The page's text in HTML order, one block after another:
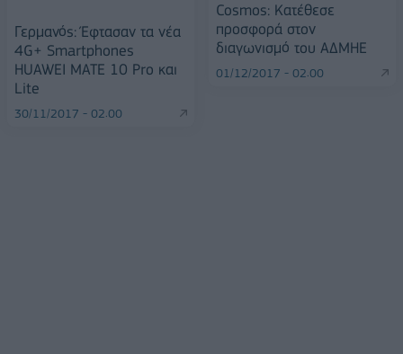
Γερμανός: Έφτασαν τα νέα
4G+ Smartphones
HUAWEI MATE 10 Pro και
Lite
30/11/2017 - 02:00
Cosmos: Κατέθεσε
προσφορά στον
διαγωνισμό του ΑΔΜΗΕ
01/12/2017 - 02:00